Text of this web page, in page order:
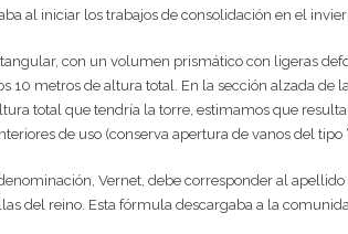
al iniciar los trabajos de consolidación en el
con un volumen prismático con ligeras
10 metros de altura total. En la sección alzada
total que tendría la torre, estimamos que
de uso (conserva apertura de vanos del tipo
Vernet, debe corresponder al
del reino. Esta fórmula descargaba a la